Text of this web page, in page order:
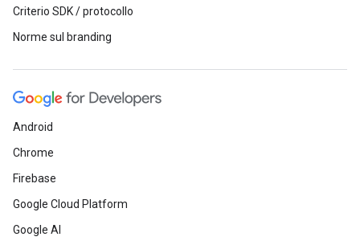
Criterio SDK / protocollo
Norme sul branding
Android
Chrome
Firebase
Google Cloud Platform
Google AI